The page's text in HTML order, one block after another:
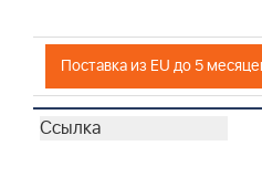
Поставка из EU до 5